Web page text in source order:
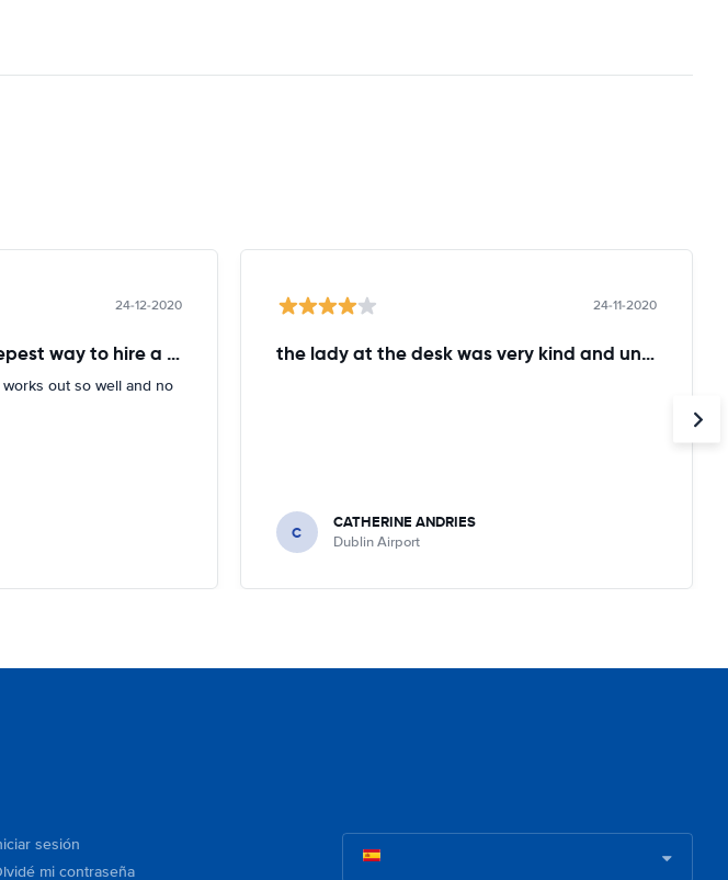
24-12-2020
The easy way and cheepest way to hire a car
works out so well and no
24-11-2020
the lady at the desk was very kind and understanding!
C CATHERINE ANDRIES
Dublin Airport
sesión
mi contraseña